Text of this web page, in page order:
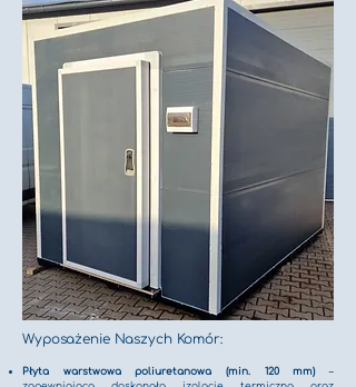
Wyposażenie Naszych Komór:
Płyta warstwowa poliuretanowa (min. 120 mm)–